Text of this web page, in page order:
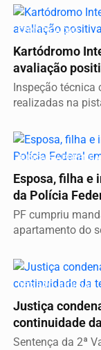
CERTIFICAÇÃO
Kartódromo
avaliação
Inspeção
realizadas na
BUSCA E
Esposa, filha e
da Polícia
PF cumpriu
apartamento do
DECISÃO JUDICIAL
Justiça
continuidade
Sentença da 2ª